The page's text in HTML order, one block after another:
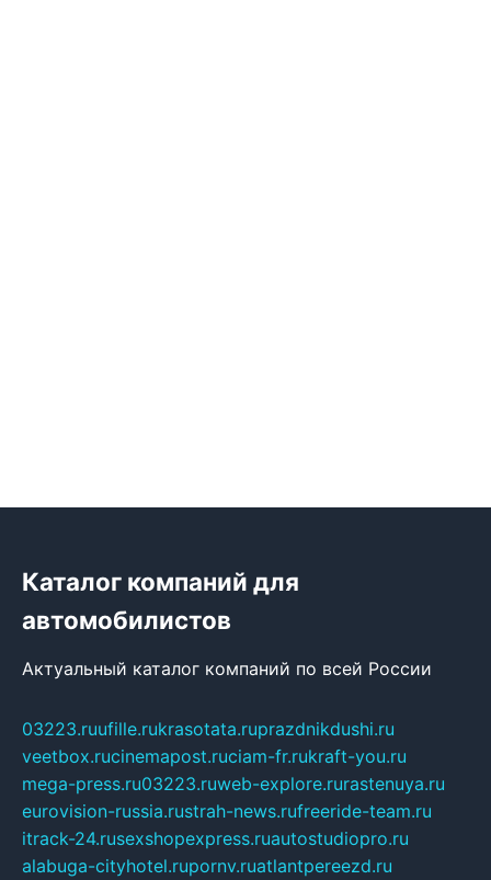
Каталог компаний для
автомобилистов
Актуальный каталог компаний по всей России
03223.ruufille.rukrasotata.ruprazdnikdushi.ru
veetbox.rucinemapost.ruciam-fr.rukraft-you.ru
mega-press.ru03223.ruweb-explore.rurastenuya.ru
eurovision-russia.rustrah-news.rufreeride-team.ru
itrack-24.rusexshopexpress.ruautostudiopro.ru
alabuga-cityhotel.rupornv.ruatlantpereezd.ru